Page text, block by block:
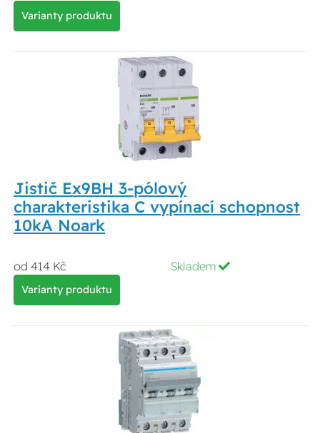
Varianty produktu
Jistič Ex9BH 3-pólový
charakteristika C vypínací schopnost
10kA Noark
od 414 Kč Skladem
Varianty produktu